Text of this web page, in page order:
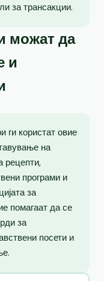
за трансакции.
можат да
и
ги користат овие
на
рецепти,
програми и
за
помагаат да се
за
посети и